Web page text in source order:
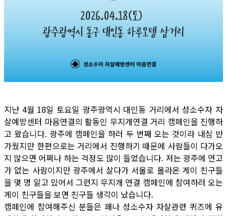
지난 4월 18일 토요일 광주광역시 대인동 거리에서 성소수자 자
살예방센터 마음연결의 활동인 무지개연결 거리 캠페인을 진행하
고 왔습니다. 광주에 캠페인을 하러 두 번째 오는 것이라 내심 반
가웠지만 한편으로는 거리에서 진행하기 때문에 사람들이 다가오
지 않으면 어쩌나 하는 걱정도 많이 들었습니다. 저는 광주에 연고
가 없는 사람이지만 광주에서 살다가 서울로 올라온 게이 친구들
을 몇 명 알고 있어서 그런지 무지개 연결 캠페인에 참여하러 오는
게이 친구들을 보면 친구들 생각이 났습니다.
캠페인에 참여해주신 분들은 꽤나 성소수자 자살관련 퀴즈에 유